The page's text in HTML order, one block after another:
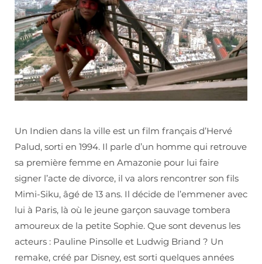
Un Indien dans la ville est un film français d’Hervé
Palud, sorti en 1994. Il parle d’un homme qui retrouve
sa première femme en Amazonie pour lui faire
signer l’acte de divorce, il va alors rencontrer son fils
Mimi-Siku, âgé de 13 ans. Il décide de l’emmener avec
lui à Paris, là où le jeune garçon sauvage tombera
amoureux de la petite Sophie. Que sont devenus les
acteurs : Pauline Pinsolle et Ludwig Briand ? Un
remake, créé par Disney, est sorti quelques années